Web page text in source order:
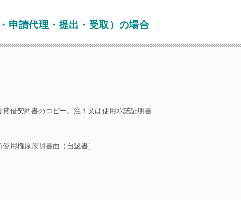
申請代理・提出・受取）の場合
借契約書のコピー。注１又は使用承諾証明書
用権原疎明書面（自認書）